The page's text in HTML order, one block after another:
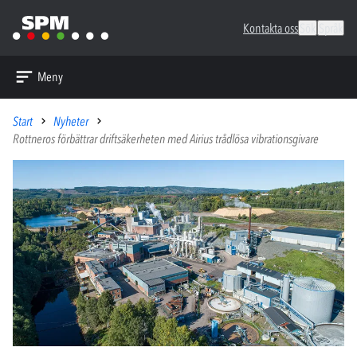
Kontakta oss
Meny
Start
Nyheter
Rottneros förbättrar driftsäkerheten med Airius trådlösa vibrationsgivare